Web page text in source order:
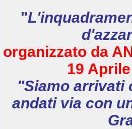
"
organizzato da
19
"Siamo arrivati
andati via con